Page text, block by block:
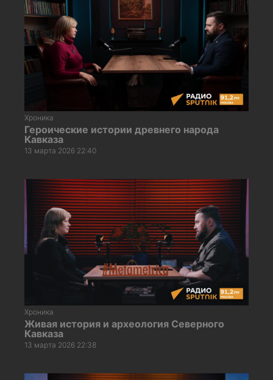
Хроника
Героические истории древнего народа
Кавказа
13 марта 2026 22:40
Хроника
Живая история и археология Северного
Кавказа
13 марта 2026 22:38